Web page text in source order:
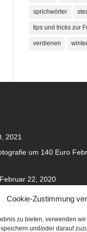
Cookie-Zustimmung
zu bieten, verwenden
und/oder darauf
sprichwörter
tips und tricks zur
verdienen
2021
um 140 Euro
Februar 22, 2020